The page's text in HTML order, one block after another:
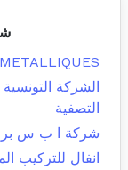
الشركة
التصفية
شركة ا ب س
انفال للتركيب